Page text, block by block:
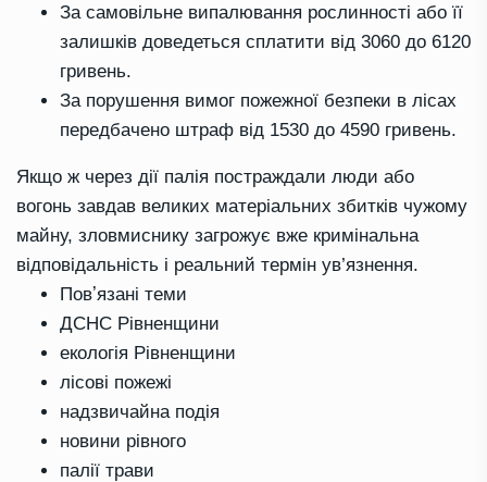
За самовільне випалювання рослинності або її
залишків доведеться сплатити від 3060 до 6120
гривень.
За порушення вимог пожежної безпеки в лісах
передбачено штраф від 1530 до 4590 гривень.
Якщо ж через дії палія постраждали люди або
вогонь завдав великих матеріальних збитків чужому
майну, зловмиснику загрожує вже кримінальна
відповідальність і реальний термін ув’язнення.
Повʼязані теми
ДСНС Рівненщини
екологія Рівненщини
лісові пожежі
надзвичайна подія
новини рівного
палії трави